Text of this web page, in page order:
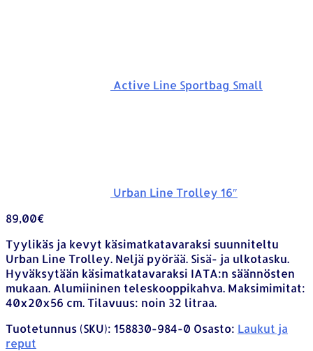
Active Line Sportbag Small
Urban Line Trolley 16″
89,00€
Tyylikäs ja kevyt käsimatkatavaraksi suunniteltu
Urban Line Trolley. Neljä pyörää. Sisä- ja ulkotasku.
Hyväksytään käsimatkatavaraksi IATA:n säännösten
mukaan. Alumiininen teleskooppikahva. Maksimimitat:
40x20x56 cm. Tilavuus: noin 32 litraa.
Tuotetunnus (SKU): 158830-984-0 Osasto: Laukut ja
reput